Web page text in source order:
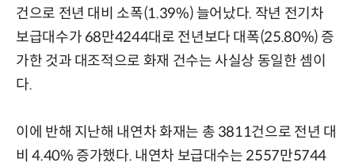
건으로 전년 대비 소폭(1.39%) 늘어났다. 작년 전기차
보급대수가 68만4244대로 전년보다 대폭(25.80%) 증
가한 것과 대조적으로 화재 건수는 사실상 동일한 셈이
다.
이에 반해 지난해 내연차 화재는 총 3811건으로 전년 대
비 4.40% 증가했다. 내연차 보급대수는 2557만5744